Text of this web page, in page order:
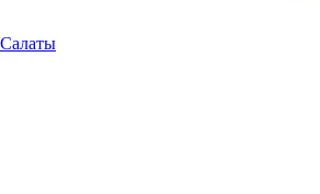
Салаты